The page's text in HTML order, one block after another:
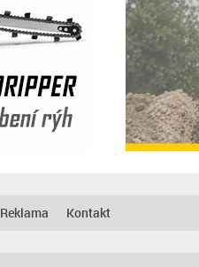
Reklama Kontakt